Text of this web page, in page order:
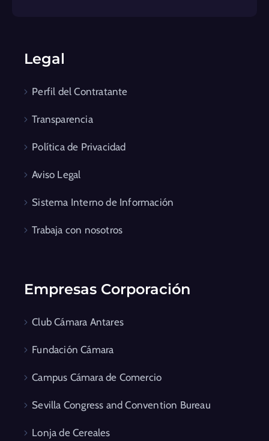
Legal
Perfil del Contratante
Transparencia
Política de Privacidad
Aviso Legal
Sistema Interno de Información
Trabaja con nosotros
Empresas Corporación
Club Cámara Antares
Fundación Cámara
Campus Cámara de Comercio
Sevilla Congress and Convention Bureau
Lonja de Cereales